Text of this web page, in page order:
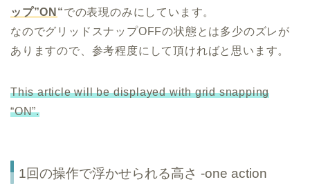
ップ”ON “での表現のみにしています。
なのでグリッドスナップOFFの状態とは多少のズレが
ありますので、参考程度にして頂ければと思います。
This article will be displayed with grid snapping
“ON”.
1回の操作で浮かせられる高さ -one action